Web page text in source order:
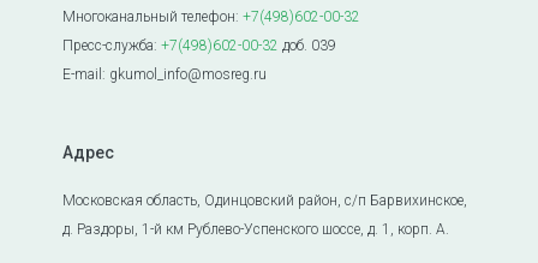
Многоканальный телефон:+7(498)602-00-32
Пресс-служба:+7(498)602-00-32 доб. 039
E-mail: gkumol_info@mosreg.ru
Адрес
Московская область, Одинцовский район, с/п Барвихинское,
д. Раздоры, 1-й км Рублево-Успенского шоссе, д. 1, корп. А.